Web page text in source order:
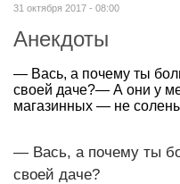
31 октября 2017 - 08:00
Анекдоты
— Вась, а почему ты
своей даче?— А они у
магазинных — не
— Вась, а почему ты
своей даче?